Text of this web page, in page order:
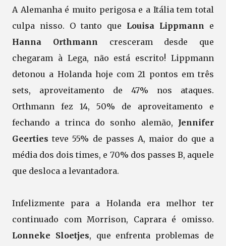
A Alemanha é muito perigosa e a Itália tem total
culpa nisso. O tanto que Louisa Lippmann e
Hanna Orthmann cresceram desde que
chegaram à Lega, não está escrito! Lippmann
detonou a Holanda hoje com 21 pontos em três
sets, aproveitamento de 47% nos ataques.
Orthmann fez 14, 50% de aproveitamento e
fechando a trinca do sonho alemão, Jennifer
Geerties teve 55% de passes A, maior do que a
média dos dois times, e 70% dos passes B, aquele
que desloca a levantadora.
Infelizmente para a Holanda era melhor ter
continuado com Morrison, Caprara é omisso.
Lonneke Sloetjes, que enfrenta problemas de